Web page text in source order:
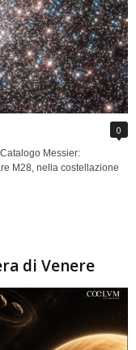
0
Messier:
M28, nella costellazione
di Venere